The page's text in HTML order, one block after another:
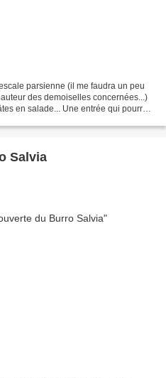
parsienne (il me faudra un peu
des demoiselles concernées...)
en salade... Une entrée qui pourrait
Salvia